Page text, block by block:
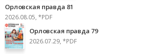
Орловская правда 81
2026.08.05, *PDF
Орловская правда 79
2026.07.29, *PDF